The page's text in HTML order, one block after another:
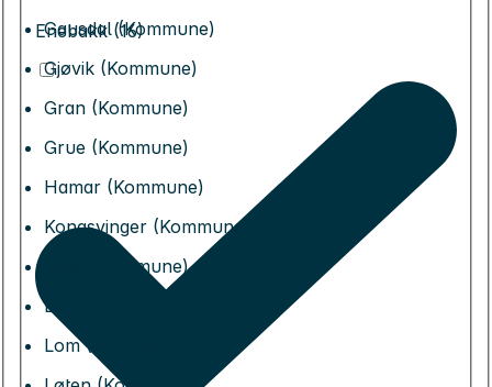
Gausdal (Kommune)
Gjøvik (Kommune)
Gran (Kommune)
Grue (Kommune)
Hamar (Kommune)
Kongsvinger (Kommune)
Lesja (Kommune)
Lillehammer (Kommune)
Lom (Kommune)
Enebakk (16)